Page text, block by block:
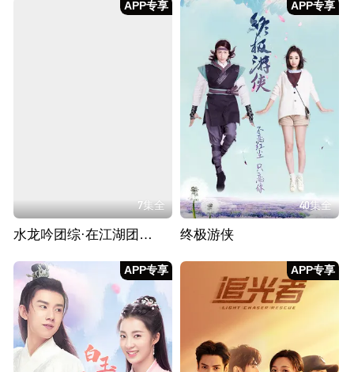
APP专享
7集全
水龙吟团综·在江湖团建的日子
APP专享
40集全
终极游侠
APP专享 APP专享